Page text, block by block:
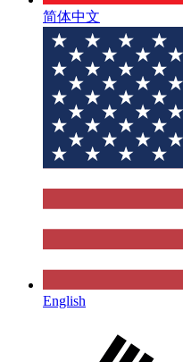
简体中文
English